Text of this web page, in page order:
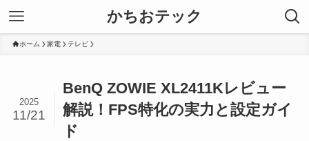
かちおテック
ホーム 家電 テレビ
BenQ ZOWIE XL2411Kレビュー
解説！FPS特化の実力と設定ガイ
ド
2025
11/21